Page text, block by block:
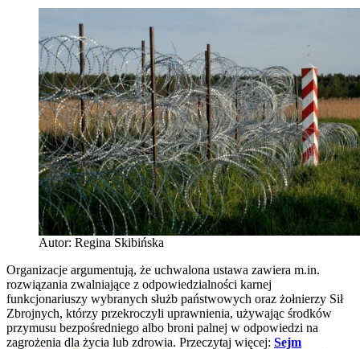
Autor: Regina Skibińska
Organizacje argumentują, że uchwalona ustawa zawiera m.in.
rozwiązania zwalniające z odpowiedzialności karnej
funkcjonariuszy wybranych służb państwowych oraz żołnierzy Sił
Zbrojnych, którzy przekroczyli uprawnienia, używając środków
przymusu bezpośredniego albo broni palnej w odpowiedzi na
zagrożenia dla życia lub zdrowia. Przeczytaj więcej: Sejm